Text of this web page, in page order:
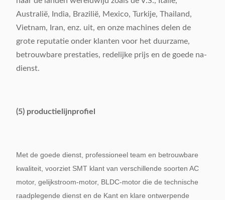
Australië, India, Brazilië, Mexico, Turkije, Thailand,
Vietnam, Iran, enz. uit, en onze machines delen de
grote reputatie onder klanten voor het duurzame,
betrouwbare prestaties, redelijke prijs en de goede na-
dienst.
(5) productielijnprofiel
Met de goede dienst, professioneel team en betrouwbare
kwaliteit, voorziet SMT klant van verschillende soorten AC
motor, gelijkstroom-motor, BLDC-motor die de technische
raadplegende dienst en de Kant en klare ontwerpende